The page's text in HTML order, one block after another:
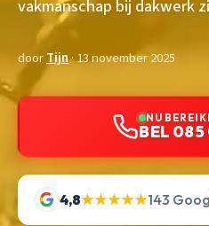
vakmanschap bij dakwerk
doorTijn· 13 november 2025
NU
BEL
4,8★★★★★143